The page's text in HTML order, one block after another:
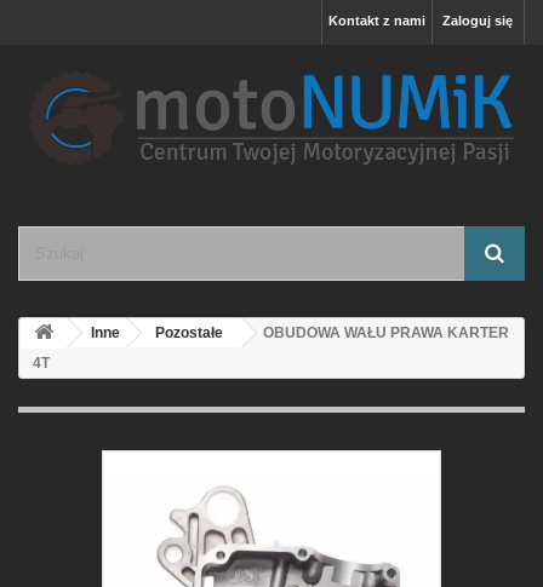
Zaloguj się
Kontakt z nami
Inne Pozostałe
OBUDOWA WAŁU PRAWA KARTER
4T